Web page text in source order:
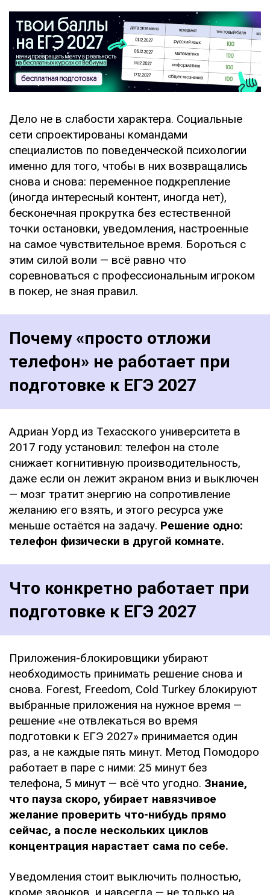
Дело не в слабости характера. Социальные
сети спроектированы командами
специалистов по поведенческой психологии
именно для того, чтобы в них возвращались
снова и снова: переменное подкрепление
(иногда интересный контент, иногда нет),
бесконечная прокрутка без естественной
точки остановки, уведомления, настроенные
на самое чувствительное время. Бороться с
этим силой воли — всё равно что
соревноваться с профессиональным игроком
в покер, не зная правил.
Почему «просто отложи
телефон» не работает при
подготовке к ЕГЭ 2027
Адриан Уорд из Техасского университета в
2017 году установил: телефон на столе
снижает когнитивную производительность,
даже если он лежит экраном вниз и выключен
— мозг тратит энергию на сопротивление
желанию его взять, и этого ресурса уже
меньше остаётся на задачу. Решение одно:
телефон физически в другой комнате.
Что конкретно работает при
подготовке к ЕГЭ 2027
Приложения-блокировщики убирают
необходимость принимать решение снова и
снова. Forest, Freedom, Cold Turkey блокируют
выбранные приложения на нужное время —
решение «не отвлекаться во время
подготовки к ЕГЭ 2027» принимается один
раз, а не каждые пять минут. Метод Помодоро
работает в паре с ними: 25 минут без
телефона, 5 минут — всё что угодно. Знание,
что пауза скоро, убирает навязчивое
желание проверить что-нибудь прямо
сейчас, а после нескольких циклов
концентрация нарастает сама по себе.
Уведомления стоит выключить полностью,
кроме звонков, и навсегда — не только на